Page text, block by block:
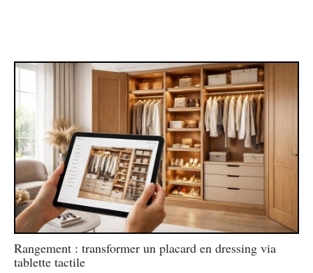
Rangement : transformer un placard en dressing via
tablette tactile